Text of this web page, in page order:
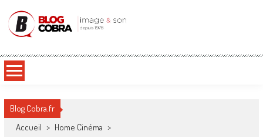
Blog Cobra
Blog Cobra.fr
Accueil > Home Cinéma >